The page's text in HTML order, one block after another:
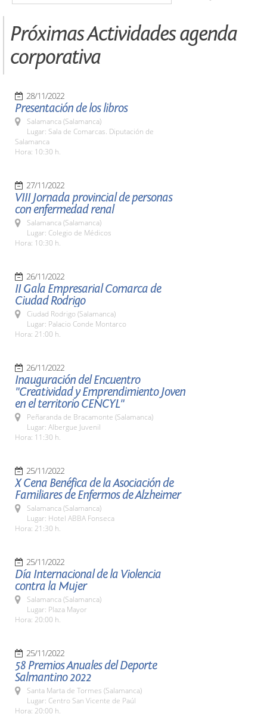
Próximas Actividades agenda
corporativa
28/11/2022
Presentación de los libros
Salamanca (Salamanca)
Lugar: Sala de Comarcas. Diputación de
Salamanca
Hora: 10:30 h.
27/11/2022
VIII Jornada provincial de personas
con enfermedad renal
Salamanca (Salamanca)
Lugar: Colegio de Médicos
Hora: 10:30 h.
26/11/2022
II Gala Empresarial Comarca de
Ciudad Rodrigo
Ciudad Rodrigo (Salamanca)
Lugar: Palacio Conde Montarco
Hora: 21:00 h.
26/11/2022
Inauguración del Encuentro
"Creatividad y Emprendimiento Joven
en el territorio CENCYL"
Peñaranda de Bracamonte (Salamanca)
Lugar: Albergue Juvenil
Hora: 11:30 h.
25/11/2022
X Cena Benéfica de la Asociación de
Familiares de Enfermos de Alzheimer
Salamanca (Salamanca)
Lugar: Hotel ABBA Fonseca
Hora: 21:30 h.
25/11/2022
Día Internacional de la Violencia
contra la Mujer
Salamanca (Salamanca)
Lugar: Plaza Mayor
Hora: 20:00 h.
25/11/2022
58 Premios Anuales del Deporte
Salmantino 2022
Santa Marta de Tormes (Salamanca)
Lugar: Centro San Vicente de Paúl
Hora: 20:00 h.